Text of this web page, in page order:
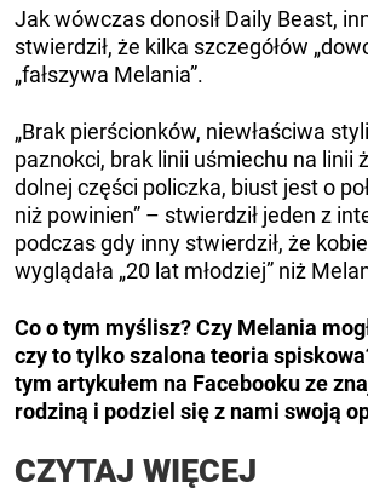
Jak wówczas donosił Daily Beast,
stwierdził, że kilka szczegółów
„fałszywa Melania”.
„Brak pierścionków, niewłaściwa
paznokci, brak linii uśmiechu na linii
dolnej części policzka, biust jest o
niż powinien” – stwierdził jeden z
podczas gdy inny stwierdził, że
wyglądała „20 lat młodziej” niż
Co o tym myślisz? Czy Melania
czy to tylko szalona teoria
tym artykułem na Facebooku ze
rodziną i podziel się z nami swoją
CZYTAJ WIĘCEJ